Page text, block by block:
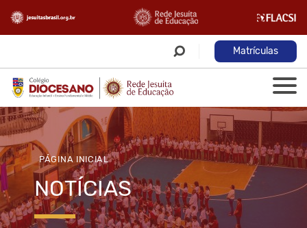
Matrículas
PÁGINA INICIAL
NOTÍCIAS